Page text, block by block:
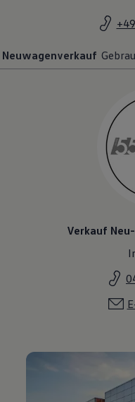
Neuwagenverkauf
Verkauf